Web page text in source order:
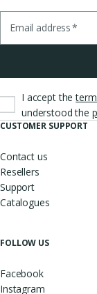
Email address*
I accept the
understood the
CUSTOMER SUPPORT
Contact us
Resellers
Support
Catalogues
FOLLOW US
Facebook
Instagram